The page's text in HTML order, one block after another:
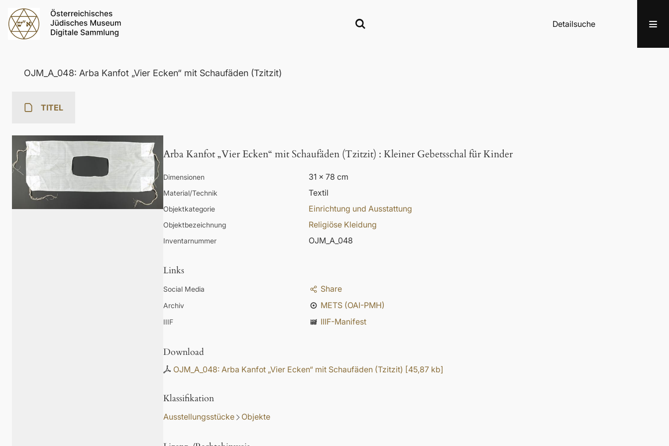
Detailsuche
OJM_A_048: Arba Kanfot „Vier Ecken“ mit Schaufäden (Tzitzit)
TITEL
Arba Kanfot „Vier Ecken“ mit Schaufäden (Tzitzit) : Kleiner Gebetsschal für Kinder
Dimensionen 31 x 78 cm
Material/Technik Textil
Objektkategorie Einrichtung und Ausstattung
Objektbezeichnung Religiöse Kleidung
Inventarnummer OJM_A_048
Links
Social Media Share
Archiv METS (OAI-PMH)
IIIF IIIF-Manifest
Download
OJM_A_048: Arba Kanfot „Vier Ecken“ mit Schaufäden (Tzitzit) [45,87 kb]
Klassifikation
Ausstellungsstücke Objekte